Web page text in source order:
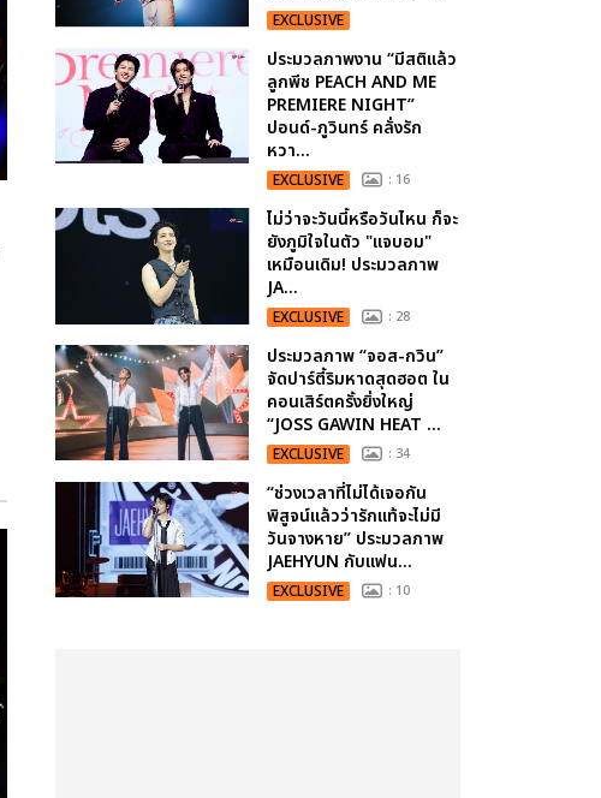
EXCLUSIVE
ประมวลภาพงาน “มีสติแล้ว
ลูกพีช PEACH AND ME
PREMIERE NIGHT”
ปอนด์-ภูวินทร์ คลั่งรัก
หวา...
EXCLUSIVE : 16
ไม่ว่าจะวันนี้หรือวันไหน ก็จะ
ยังภูมิใจในตัว "แจบอม"
เหมือนเดิม! ประมวลภาพ
JA...
EXCLUSIVE : 28
ประมวลภาพ “จอส-กวิน”
จัดปาร์ตี้ริมหาดสุดฮอต ใน
คอนเสิร์ตครั้งยิ่งใหญ่
“JOSS GAWIN HEAT ...
EXCLUSIVE : 34
“ช่วงเวลาที่ไม่ได้เจอกัน
พิสูจน์แล้วว่ารักแท้จะไม่มี
วันจางหาย” ประมวลภาพ
JAEHYUN กับแฟน...
EXCLUSIVE : 10